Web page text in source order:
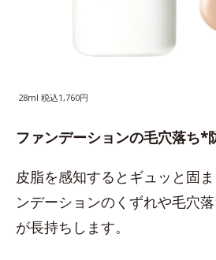
28ml 税込1,760円
ファンデーションの毛穴落ち*
皮脂を感知するとギュッと固
ンデーションのくずれや毛穴
が長持ちします。